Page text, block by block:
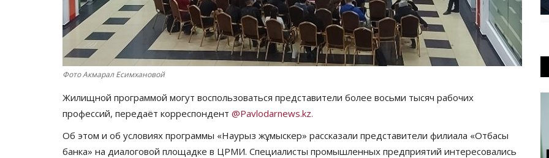
Фото Акмарал Есимхановой
Жилищной программой могут воспользоваться представители более восьми тысяч рабочих
профессий, передаёт корреспондент @Pavlodarnews.kz.
Об этом и об условиях программы «Наурыз жұмыскер» рассказали представители филиала «Отбасы
банка» на диалоговой площадке в ЦРМИ. Специалисты промышленных предприятий интересовались